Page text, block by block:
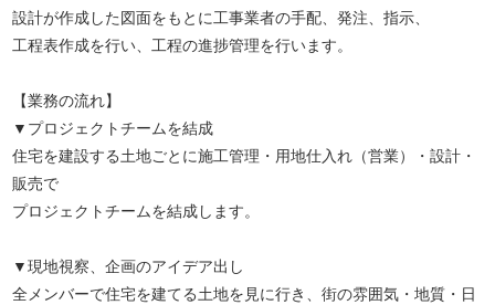
設計が作成した図面をもとに工事業者の手配、発注、指示、
工程表作成を行い、工程の進捗管理を行います。
【業務の流れ】
▼プロジェクトチームを結成
住宅を建設する土地ごとに施工管理・用地仕入れ（営業）・設計・
販売で
プロジェクトチームを結成します。
▼現地視察、企画のアイデア出し
全メンバーで住宅を建てる土地を見に行き、街の雰囲気・地質・日